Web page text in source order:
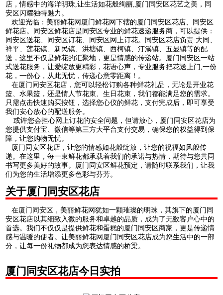
店，情感中的海洋明珠,让生活如花般绚丽,厦门同安区花艺之美，同
安区闪耀独特魅力。
欢迎光临：美丽鲜花网厦门鲜花网下辖的厦门同安区花店、同安区
鲜花店。同安区鲜花店是同安区专业的鲜花速递服务商，可以提供：
同安区送花、同安区订花、同安区网上订花。同安区花店负责:大同、
祥平、莲花镇、新民镇、洪塘镇、西柯镇、汀溪镇、五显镇等的配
送，这里不仅是鲜花的汇聚地，更是情感的传递站。厦门同安区一站
式送花服务，让爱绽放更精彩，花语心声，专业服务把花送上门,一份
花，一份心，从此无忧，传递心意零距离！。
在厦门同安区花店，您可以轻松订购各种鲜花礼品，无论是开业花
篮、水果篮，还是情人节花束、生日花束，我们都能满足您的需求。
只需点击快速购买按钮，选择您心仪的鲜花，支付完成后，即可享受
我们安心放心的配送服务。
或许您会担心网上订花的安全问题，但请放心，厦门同安区花店为
您提供支付宝、微信等第三方大平台支付交易，确保您的权益得到保
障，让您购物无忧。
厦门同安区花店，让您的情感如花般绽放，让您的祝福如风般传
递。在这里，每一束鲜花都承载着我们的承诺与热情，期待与您共同
书写更多美好的故事。厦门同安区鲜花预定，请随时联系我们，让我
们为您的生活增添更多色彩与芬芳。
关于厦门同安区花店
在厦门同安区，美丽鲜花网犹如一颗璀璨的明珠，其旗下的厦门同
安区花店以其细致入微的服务和卓越的品质，成为了无数客户心中的
首选。我们不仅仅是提供鲜花和蛋糕的厦门同安区商家，更是传递情
感与温暖的使者。让美丽鲜花网厦门同安区花店成为您生活中的一部
分，让每一份礼物都成为您表达情感的桥梁。
厦门同安区花店今日实拍